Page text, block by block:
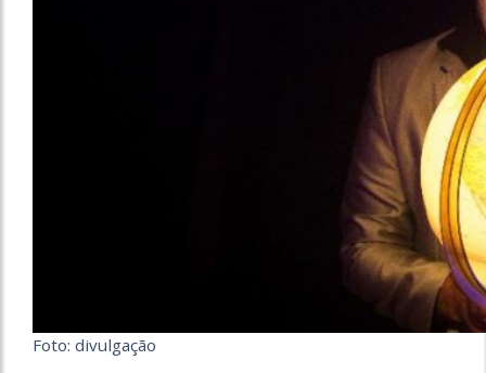
Foto: divulgação